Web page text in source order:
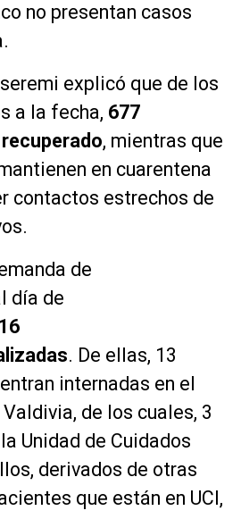
no presentan casos
explicó que de los
a la fecha, 677
, mientras que
en cuarentena
contactos estrechos de
de
día de
. De ellas, 13
internadas en el
de los cuales, 3
Unidad de Cuidados
derivados de otras
que están en UCI,